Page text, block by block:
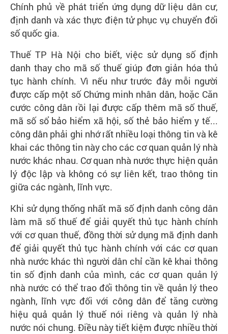
Chính phủ về phát triển ứng dụng dữ liệu dân cư,
định danh và xác thực điện tử phục vụ chuyển đổi
số quốc gia.
Thuế TP Hà Nội cho biết, việc sử dụng số định
danh thay cho mã số thuế giúp đơn giản hóa thủ
tục hành chính. Vì nếu như trước đây mỗi người
được cấp một số Chứng minh nhân dân, hoặc Căn
cước công dân rồi lại được cấp thêm mã số thuế,
mã số sổ bảo hiểm xã hội, số thẻ bảo hiểm y tế...
công dân phải ghi nhớ rất nhiều loại thông tin và kê
khai các thông tin này cho các cơ quan quản lý nhà
nước khác nhau. Cơ quan nhà nước thực hiện quản
lý độc lập và không có sự liên kết, trao thông tin
giữa các ngành, lĩnh vực.
Khi sử dụng thống nhất mã số định danh công dân
làm mã số thuế để giải quyết thủ tục hành chính
với cơ quan thuế, đồng thời sử dụng mã định danh
để giải quyết thủ tục hành chính với các cơ quan
nhà nước khác thì người dân chỉ cần kê khai thông
tin số định danh của mình, các cơ quan quản lý
nhà nước có thể trao đổi thông tin về quản lý theo
ngành, lĩnh vực đối với công dân để tăng cường
hiệu quả quản lý thuế nói riêng và quản lý nhà
nước nói chung. Điều này tiết kiệm được nhiều thời